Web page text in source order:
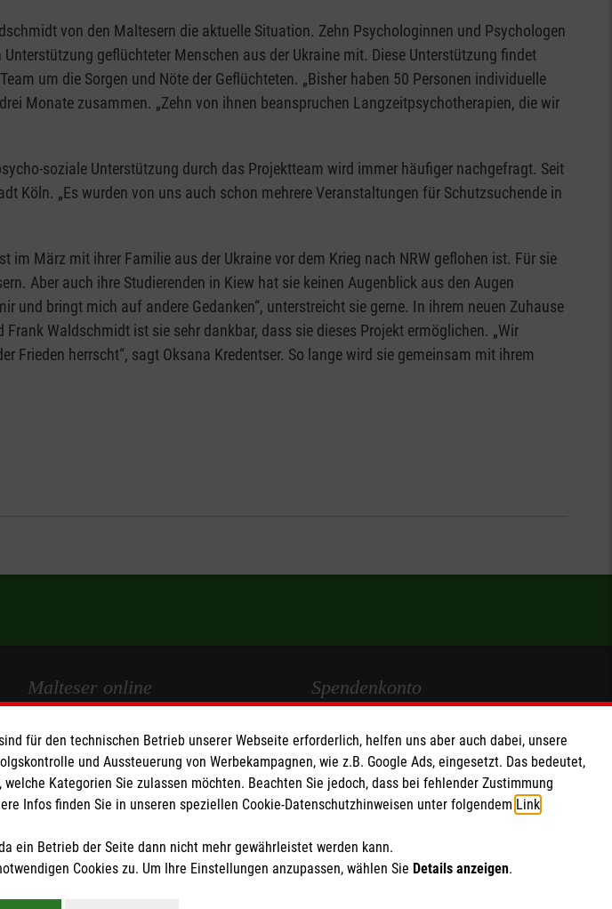
von den Maltesern die aktuelle Situation. Zehn Psychologinnen und Psychologen
geflüchteter Menschen aus der Ukraine mit. Diese Unterstützung findet
um die Sorgen und Nöte der Geflüchteten. „Bisher haben 50 Personen individuelle
Monate zusammen. „Zehn von ihnen beanspruchen Langzeitpsychotherapien, die wir
soziale Unterstützung durch das Projektteam wird immer häufiger nachgefragt. Seit
Köln. „Es wurden von uns auch schon mehrere Veranstaltungen für Schutzsuchende in
im März mit ihrer Familie aus der Ukraine vor dem Krieg nach NRW geflohen ist. Für sie
Aber auch ihre Studierenden in Kiew hat sie keinen Augenblick aus den Augen
und bringt mich auf andere Gedanken“, unterstreicht sie gerne. In ihrem neuen Zuhause
Waldschmidt ist sie sehr dankbar, dass sie dieses Projekt ermöglichen. „Wir
herrscht“, sagt Oksana Kredentser. So lange wird sie gemeinsam mit ihrem
Malteser online
Malteserorden
Malteser Jugend
Malteser International
Spendenkonto
IBAN: DE103 7060 120 120 120 0001 2
BIC: GENODED 1PA7
für den technischen Betrieb unserer Webseite erforderlich, helfen uns aber auch dabei, unsere
und Aussteuerung von Werbekampagnen, wie z.B. Google Ads, eingesetzt. Das bedeutet,
Kategorien Sie zulassen möchten. Beachten Sie jedoch, dass bei fehlender Zustimmung
Infos finden Sie in unseren speziellen Cookie-Datenschutzhinweisen unter folgendem Link
ein Betrieb der Seite dann nicht mehr gewährleistet werden kann.
Cookies zu. Um Ihre Einstellungen anzupassen, wählen Sie Details anzeigen.